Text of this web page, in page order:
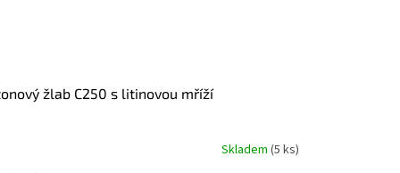
žlab C250 s litinovou mříží
Skladem (5 ks)